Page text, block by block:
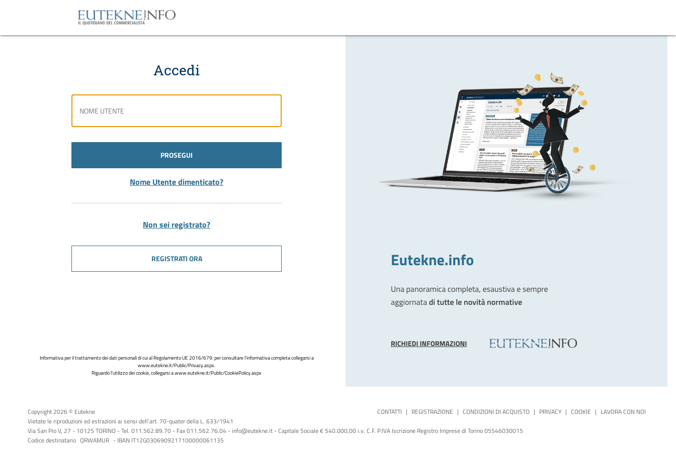
Accedi
PROSEGUI
Nome Utente dimenticato?
Non sei registrato?
REGISTRATI ORA
Informativa per il trattamento dei dati personali di cui al Regolamento UE 2016/679: per consultare l'informativa completa collegarsi a
www.eutekne.it/Public/Privacy.aspx.
Riguardo l'utilizzo dei cookie, collegarsi awww.eutekne.it/Public/CookiePolicy.aspx
Copyright 2026 © Eutekne
Vietate le riproduzioni ed estrazioni ai sensi dell’art. 70-quater della L. 633/1941
CONTATTI | REGISTRAZIONE | CONDIZIONI DI ACQUISTO | PRIVACY | COOKIE | LAVORA CON NOI
Via San Pio V, 27 - 10125 TORINO - Tel. 011.562.89.70 - Fax 011.562.76.04 - info@eutekne.it - Capitale Sociale € 540.000,00 i.v. C.F. P.IVA Iscrizione Registro Imprese di Torino 05546030015
Codice destinatario QRWAMUR - IBAN IT12G0306909217100000061135